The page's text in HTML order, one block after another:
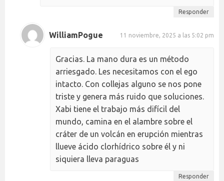
Responder
WilliamPogue 11 noviembre, 2025 a las 5:02 pm
Gracias. La mano dura es un método
arriesgado. Les necesitamos con el ego
intacto. Con collejas alguno se nos pone
triste y genera más ruido que soluciones.
Xabi tiene el trabajo más difícil del
mundo, camina en el alambre sobre el
cráter de un volcán en erupción mientras
llueve ácido clorhídrico sobre él y ni
siquiera lleva paraguas
Responder